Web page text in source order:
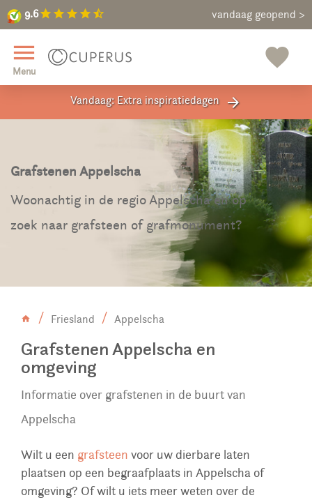
9.6star star star star star_half vandaag geopend >
9.6 Maak een vrijblijvende afspraak
menu
Menu favorite
close
Vandaag: Extra inspiratiedagen arrow_forward
Grafstenen Appelscha
Woonachtig in de regio Appelscha en op
zoek naar grafsteen of grafmonument?
Friesland Appelscha
Grafstenen Appelscha en
omgeving
Informatie over grafstenen in de buurt van
Appelscha
Wilt u een grafsteen voor uw dierbare laten
plaatsen op een begraafplaats in Appelscha of
omgeving? Of wilt u iets meer weten over de